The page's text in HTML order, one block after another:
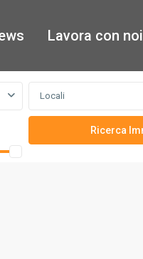
Lavora con noi
Locali